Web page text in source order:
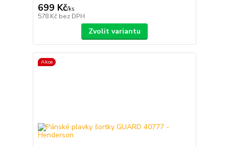
699 Kč/ks
578 Kč bez DPH
Zvolit variantu
Akce